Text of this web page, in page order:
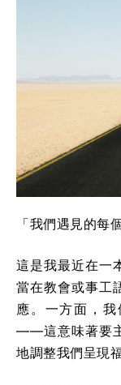
阿爾巴尼亞語
「我們遇見的每
這是我最近在一
當在教會或事工
應。一方面，
——這意味著要
地調整我們呈現